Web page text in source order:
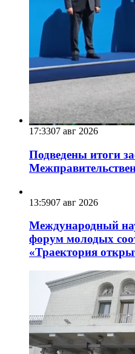
17:3307 авг 2026
Подведены итоги
13:5907 авг 2026
Международный
форум молодых
«Траектория